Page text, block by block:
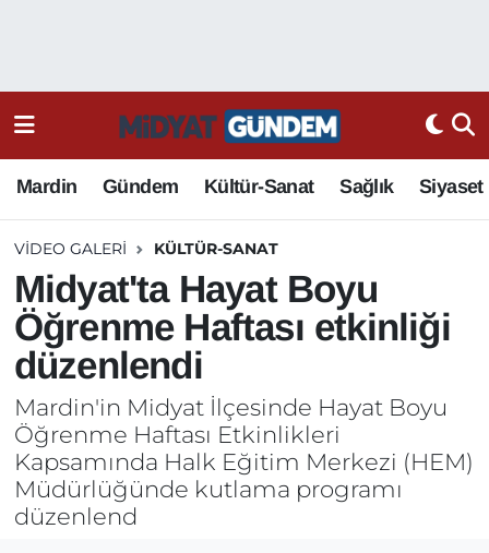
Mardin Gündem Kültür-Sanat Sağlık Siyaset
VIDEO GALERI KÜLTÜR-SANAT
Midyat'ta Hayat Boyu
Öğrenme Haftası etkinliği
düzenlendi
Mardin'in Midyat İlçesinde Hayat Boyu
Öğrenme Haftası Etkinlikleri
Kapsamında Halk Eğitim Merkezi (HEM)
Müdürlüğünde kutlama programı
düzenlend